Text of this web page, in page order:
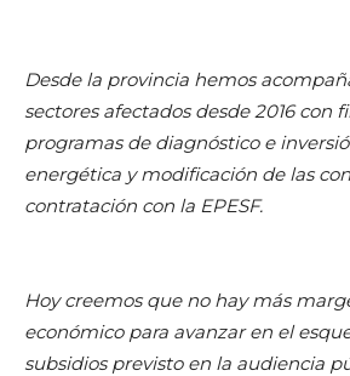
Desde la provincia hemos
sectores afectados desde 2016 con
programas de diagnóstico e
energética y modificación de las
contratación con la EPESF.
Hoy creemos que no hay más
económico para avanzar en el
subsidios previsto en la audiencia